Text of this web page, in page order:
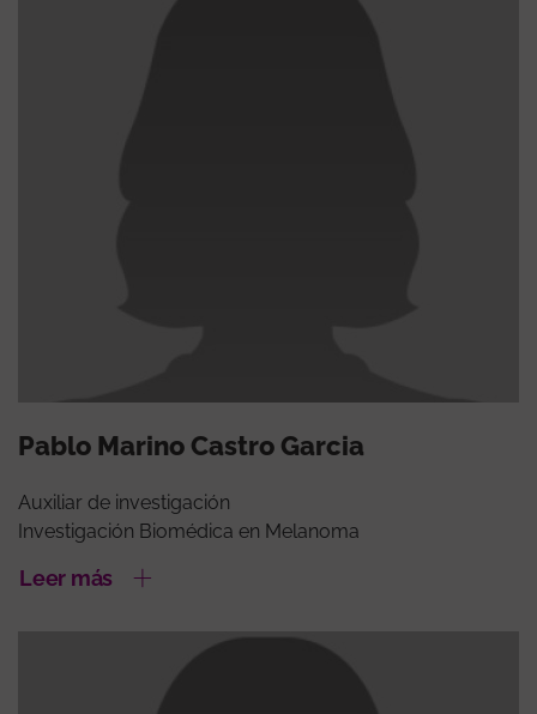
Pablo Marino Castro Garcia
Auxiliar de investigación
Investigación Biomédica en Melanoma
Leer más